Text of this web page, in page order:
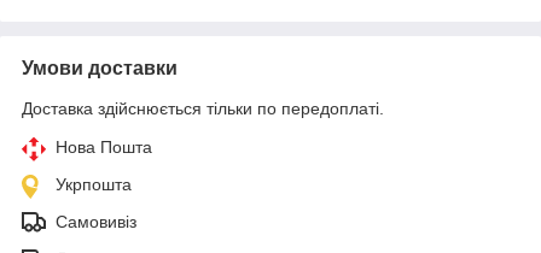
Умови доставки
Доставка здійснюється тільки по передоплаті.
Нова Пошта
Укрпошта
Самовивіз